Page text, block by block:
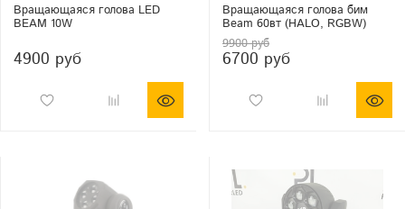
Вращающаяся голова LED
BEAM 10W
4900 руб
Вращающаяся голова бим
Beam 60вт (HALO, RGBW)
9900 руб
6700 руб